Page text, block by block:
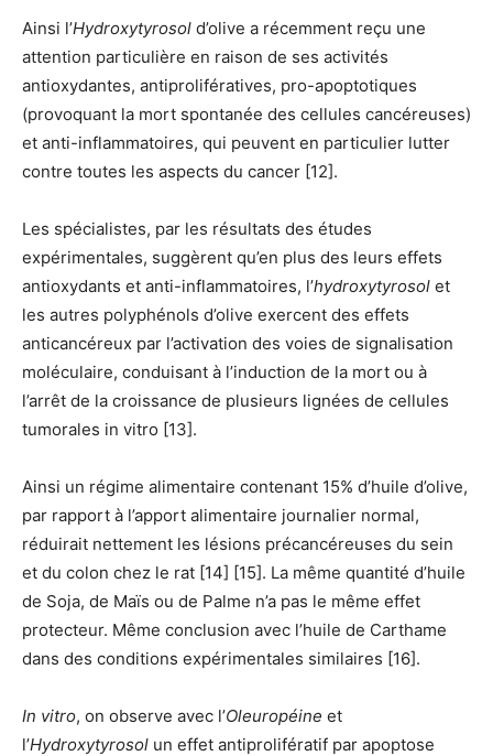
Ainsi l’Hydroxytyrosol d’olive a récemment reçu une
attention particulière en raison de ses activités
antioxydantes, antiprolifératives, pro-apoptotiques
(provoquant la mort spontanée des cellules cancéreuses)
et anti-inflammatoires, qui peuvent en particulier lutter
contre toutes les aspects du cancer [12].
Les spécialistes, par les résultats des études
expérimentales, suggèrent qu’en plus des leurs effets
antioxydants et anti-inflammatoires, l’hydroxytyrosol et
les autres polyphénols d’olive exercent des effets
anticancéreux par l’activation des voies de signalisation
moléculaire, conduisant à l’induction de la mort ou à
l’arrêt de la croissance de plusieurs lignées de cellules
tumorales in vitro [13].
Ainsi un régime alimentaire contenant 15% d’huile d’olive,
par rapport à l’apport alimentaire journalier normal,
réduirait nettement les lésions précancéreuses du sein
et du colon chez le rat [14] [15]. La même quantité d’huile
de Soja, de Maïs ou de Palme n’a pas le même effet
protecteur. Même conclusion avec l’huile de Carthame
dans des conditions expérimentales similaires [16].
In vitro, on observe avec l’Oleuropéine et
l’Hydroxytyrosol un effet antiprolifératif par apoptose